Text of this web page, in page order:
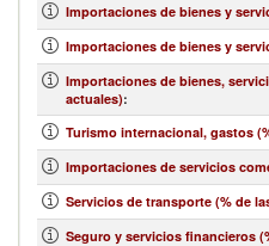
Importaciones de bienes y
Importaciones de bienes y
Importaciones de bienes,
actuales):
Turismo internacional, gastos
Importaciones de servicios
Servicios de transporte (% de
Seguro y servicios financieros